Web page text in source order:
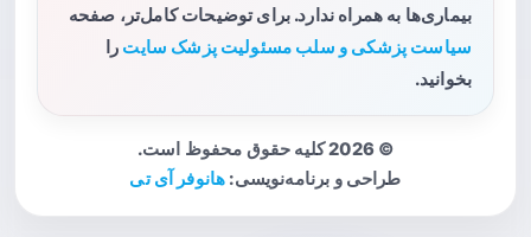
بیماری‌ها به همراه ندارد. برای توضیحات کامل‌تر، صفحه
سیاست پزشکی و سلب مسئولیت پزشک سایت را
بخوانید.
© 2026 کلیه حقوق محفوظ است.
طراحی و برنامه‌نویسی: هانوفر آی تی